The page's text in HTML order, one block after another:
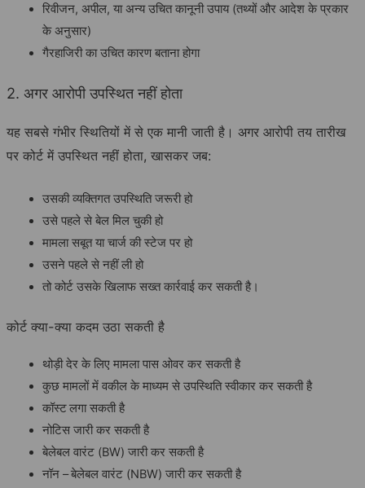
रिवीजन, अपील, या अन्य उचित कानूनी उपाय (तथ्यों और आदेश के प्रकार
के अनुसार)
गैरहाजिरी का उचित कारण बताना होगा
2. अगर आरोपी उपस्थित नहीं होता
यह सबसे गंभीर स्थितियों में से एक मानी जाती है। अगर आरोपी तय तारीख
पर कोर्ट में उपस्थित नहीं होता, खासकर जब:
उसकी व्यक्तिगत उपस्थिति जरूरी हो
उसे पहले से बेल मिल चुकी हो
मामला सबूत या चार्ज की स्टेज पर हो
उसने पहले से नहीं ली हो
तो कोर्ट उसके खिलाफ सख्त कार्रवाई कर सकती है।
कोर्ट क्या-क्या कदम उठा सकती है
थोड़ी देर के लिए मामला पास ओवर कर सकती है
कुछ मामलों में वकील के माध्यम से उपस्थिति स्वीकार कर सकती है
कॉस्टलगा सकती है
नोटिस जारी कर सकती है
बेलेबल वारंट (BW) जारी कर सकती है
नॉन –बेलेबल वारंट (NBW) जारी कर सकती है